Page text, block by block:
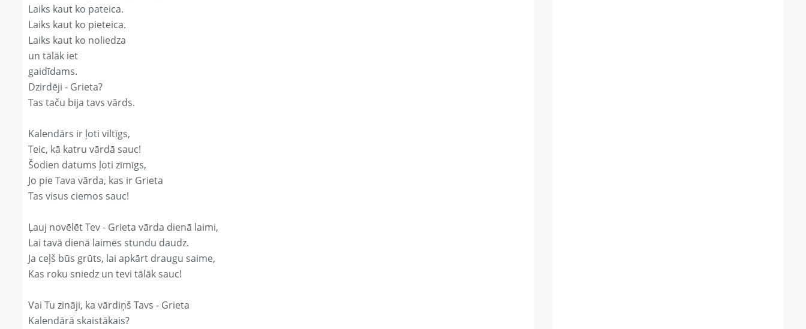
Laiks kaut ko pateica.
Laiks kaut ko pieteica.
Laiks kaut ko noliedza
un tālāk iet
gaidīdams.
Dzirdēji - Grieta?
Tas taču bija tavs vārds.
Kalendārs ir ļoti viltīgs,
Teic, kā katru vārdā sauc!
Šodien datums ļoti zīmīgs,
Jo pie Tava vārda, kas ir Grieta
Tas visus ciemos sauc!
Ļauj novēlēt Tev - Grieta vārda dienā laimi,
Lai tavā dienā laimes stundu daudz.
Ja ceļš būs grūts, lai apkārt draugu saime,
Kas roku sniedz un tevi tālāk sauc!
Vai Tu zināji, ka vārdiņš Tavs - Grieta
Kalendārā skaistākais?